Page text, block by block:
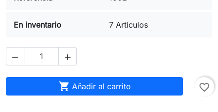
En inventario 7 Artículos
 
 Añadir al carrito favorite_border